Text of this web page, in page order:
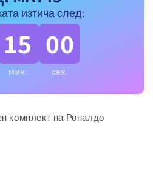
изтича след:
15
мин.
00
сек.
комплект на Роналдо